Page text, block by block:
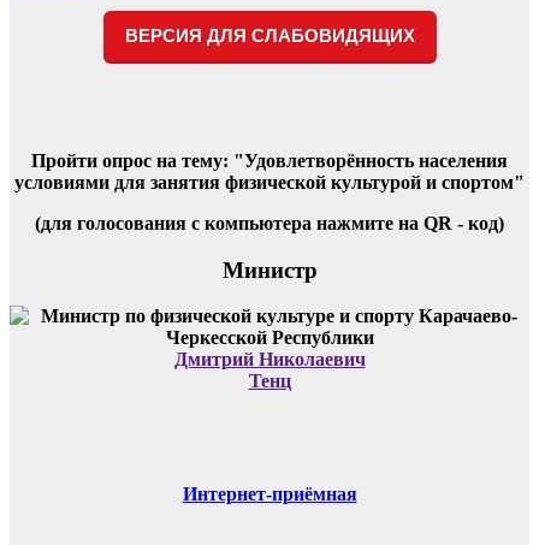
ВЕРСИЯ ДЛЯ СЛАБОВИДЯЩИХ
Пройти опрос на тему: "Удовлетворённость населения
условиями для занятия физической культурой и спортом"
(для голосования с компьютера нажмите на QR - код)
Министр
Дмитрий Николаевич
Тенц
Интернет-приёмная